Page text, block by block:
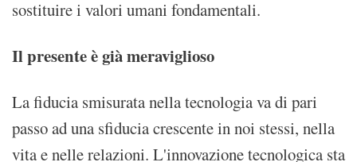
sostituire i valori umani fondamentali.
Il presente è già meraviglioso
La fiducia smisurata nella tecnologia va di pari
passo ad una sfiducia crescente in noi stessi, nella
vita e nelle relazioni. L'innovazione tecnologica sta